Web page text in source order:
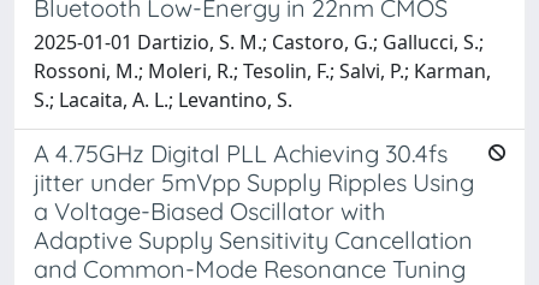
Bluetooth Low-Energy in 22nm CMOS
2025-01-01 Dartizio, S. M.; Castoro, G.; Gallucci, S.;
Rossoni, M.; Moleri, R.; Tesolin, F.; Salvi, P.; Karman,
S.; Lacaita, A. L.; Levantino, S.
A 4.75GHz Digital PLL Achieving 30.4fs
jitter under 5mVpp Supply Ripples Using
a Voltage-Biased Oscillator with
Adaptive Supply Sensitivity Cancellation
and Common-Mode Resonance Tuning